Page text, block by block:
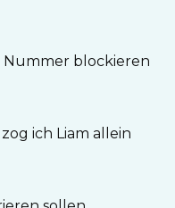
Nummer blockieren
ich Liam allein